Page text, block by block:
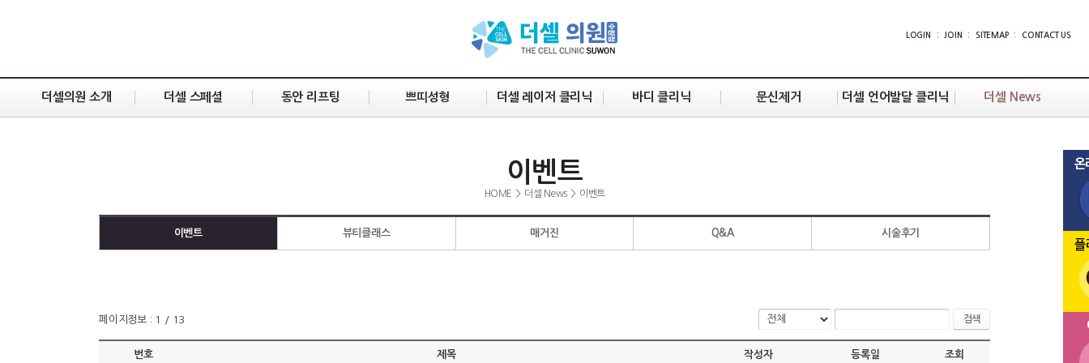
LOGIN : JOIN : SITEMAP : CONTACT US
더셀의원 소개 더셀 스페셜 동안 리프팅 쁘띠성형 더셀 레이저 클리닉 바디 클리닉 문신제거 더셀 언어발달 클리닉 더셀 News
이벤트
HOME > 더셀 News > 이벤트
이벤트 뷰티클래스 매거진 Q&A 시술후기
페이지정보 : 1 / 13 검색
번호 제목 작성자 등록일 조회